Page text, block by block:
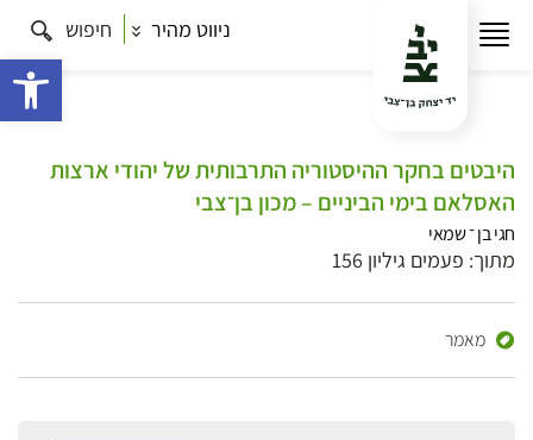
ניווט מהיר חיפוש
היבטים בחקר ההיסטוריה התרבותית של יהודי ארצות
האסלאם בימי הביניים – מכון בן־צבי
חגי בן ־ שמאי
מתוך: פעמים גיליון 156
מאמר